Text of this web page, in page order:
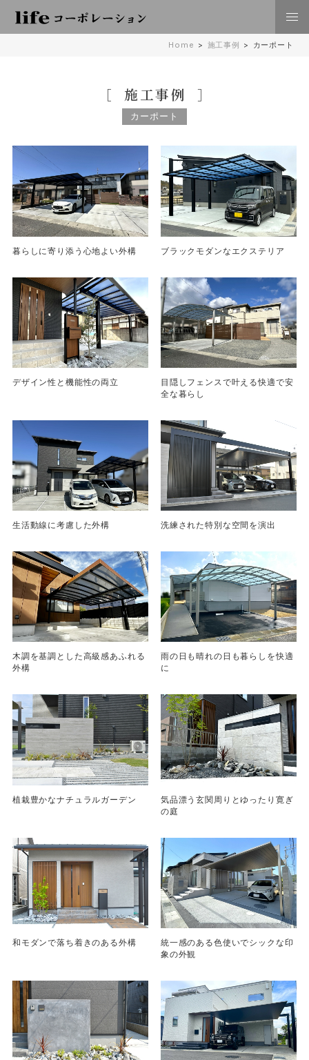
Home > 施工事例 > カーポート
施工事例
カーポート
暮らしに寄り添う心地よい外構 ブラックモダンなエクステリア
デザイン性と機能性の両立
目隠しフェンスで叶える快適で安
全な暮らし
生活動線に考慮した外構 洗練された特別な空間を演出
木調を基調とした高級感あふれる
外構
雨の日も晴れの日も暮らしを快適
に
植栽豊かなナチュラルガーデン
気品漂う玄関周りとゆったり寛ぎ
の庭
和モダンで落ち着きのある外構
統一感のある色使いでシックな印
象の外観